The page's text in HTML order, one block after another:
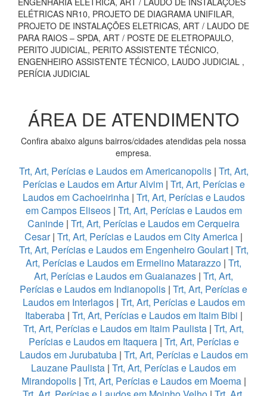
ELÉTRICAS NR10, PROJETO DE DIAGRAMA UNIFILAR,
PROJETO DE INSTALAÇÕES ELETRICAS, ART / LAUDO DE
PARA RAIOS – SPDA, ART / POSTE DE ELETROPAULO,
PERITO JUDICIAL, PERITO ASSISTENTE TÉCNICO,
ENGENHEIRO ASSISTENTE TÉCNICO, LAUDO JUDICIAL ,
PERÍCIA JUDICIAL
ÁREA DE ATENDIMENTO
Confira abaixo alguns bairros/cidades atendidas pela nossa
empresa.
Trt, Art, Perícias e Laudos em Americanopolis | Trt, Art,
Perícias e Laudos em Artur Alvim | Trt, Art, Perícias e
Laudos em Cachoeirinha| Trt, Art, Perícias e Laudos
em Campos Eliseos | Trt, Art, Perícias e Laudos em
Caninde | Trt, Art, Perícias e Laudos em Cerqueira
Cesar| Trt, Art, Perícias e Laudos em City America |
Trt, Art, Perícias e Laudos em Engenheiro Goulart | Trt,
Art, Perícias e Laudos em Ermelino Matarazzo | Trt,
Art, Perícias e Laudos em Guaianazes | Trt, Art,
Perícias e Laudos em Indianopolis | Trt, Art, Perícias e
Laudos em Interlagos| Trt, Art, Perícias e Laudos em
Itaberaba| Trt, Art, Perícias e Laudos em Itaim Bibi |
Trt, Art, Perícias e Laudos em Itaim Paulista | Trt, Art,
Perícias e Laudos em Itaquera| Trt, Art, Perícias e
Laudos em Jurubatuba| Trt, Art, Perícias e Laudos em
Lauzane Paulista | Trt, Art, Perícias e Laudos em
Mirandopolis| Trt, Art, Perícias e Laudos em Moema|